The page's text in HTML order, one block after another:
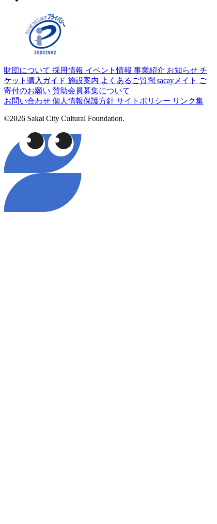
財団について 採用情報 イベント情報 事業紹介 お知らせ チ
ケット購入ガイド 施設案内 よくあるご質問 sacayメイト ご
寄付のお願い 賛助会員募集について
お問い合わせ 個人情報保護方針 サイトポリシー リンク集
©2026 Sakai City Cultural Foundation.